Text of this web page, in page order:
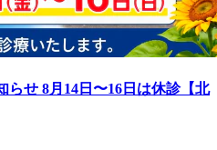
らせ 8月14日〜16日は休診【北